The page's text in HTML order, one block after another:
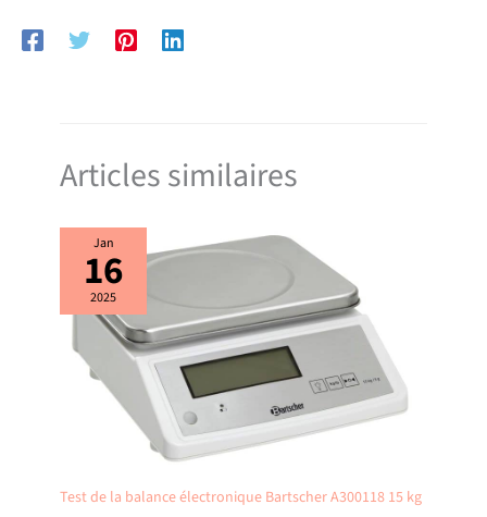
nettoyage facile. RÉPARABILITÉ 15 ANS AU JUSTE PRIX : Produit
réparable dans notre réseau de 6200 réparateurs dans le monde pour
Articles similaires
Jan
16
2025
Test de la balance électronique Bartscher A300118 15 kg